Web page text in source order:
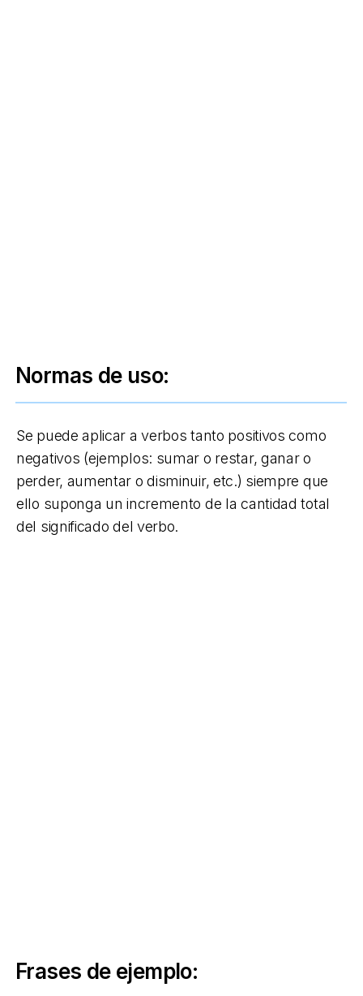
Normas de uso:
Se puede aplicar a verbos tanto positivos como
negativos (ejemplos: sumar o restar, ganar o
perder, aumentar o disminuir, etc.) siempre que
ello suponga un incremento de la cantidad total
del significado del verbo.
Frases de ejemplo: